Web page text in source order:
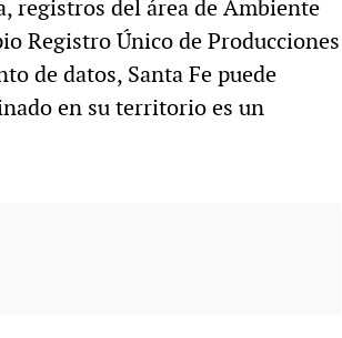
registros del área de Ambiente
Registro Único de Producciones
de datos, Santa Fe puede
en su territorio es un